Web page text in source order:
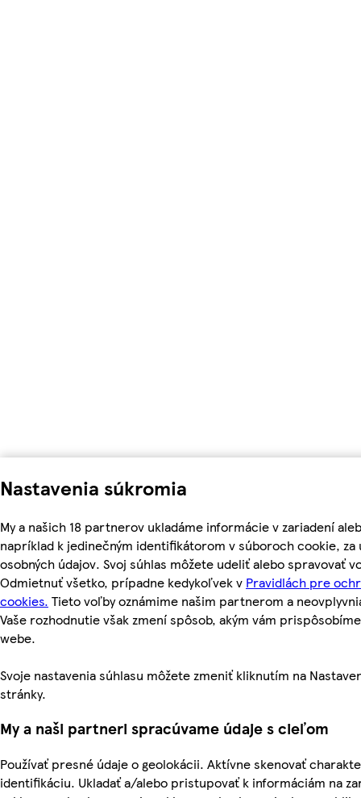
Nastavenia súkromia
My a našich 18 partnerov ukladáme informácie v zariadení
napríklad k jedinečným identifikátorom v súboroch cookie,
osobných údajov. Svoj súhlas môžete udeliť alebo spravovať
Odmietnuť všetko, prípadne kedykoľvek v Pravidlách pre
cookies. Tieto voľby oznámime našim partnerom a
Vaše rozhodnutie však zmení spôsob, akým vám
webe.
Svoje nastavenia súhlasu môžete zmeniť kliknutím na
stránky.
My a naši partneri spracúvame údaje s cieľom
Používať presné údaje o geolokácii. Aktívne skenovať
identifikáciu. Ukladať a/alebo pristupovať k informáciám na